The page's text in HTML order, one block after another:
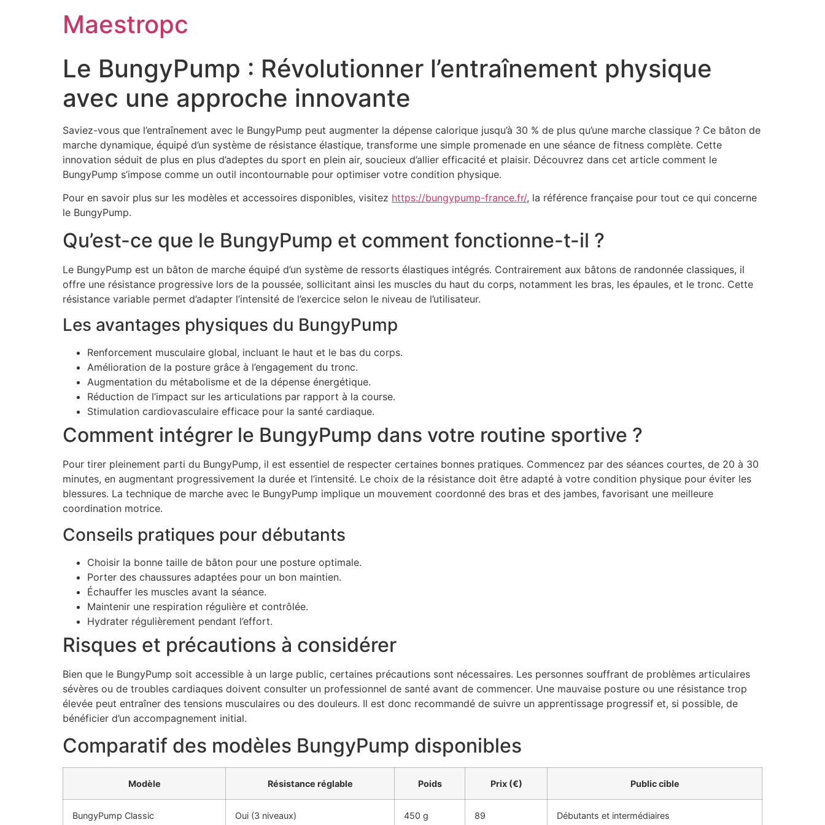
Maestropc
Le BungyPump : Révolutionner l’entraînement physique
avec une approche innovante
Saviez-vous que l’entraînement avec le BungyPump peut augmenter la dépense calorique jusqu’à 30 % de plus qu’une marche classique ? Ce bâton de
marche dynamique, équipé d’un système de résistance élastique, transforme une simple promenade en une séance de fitness complète. Cette
innovation séduit de plus en plus d’adeptes du sport en plein air, soucieux d’allier efficacité et plaisir. Découvrez dans cet article comment le
BungyPump s’impose comme un outil incontournable pour optimiser votre condition physique.
Pour en savoir plus sur les modèles et accessoires disponibles, visitez https://bungypump-france.fr/, la référence française pour tout ce qui concerne
le BungyPump.
Qu’est-ce que le BungyPump et comment fonctionne-t-il ?
Le BungyPump est un bâton de marche équipé d’un système de ressorts élastiques intégrés. Contrairement aux bâtons de randonnée classiques, il
offre une résistance progressive lors de la poussée, sollicitant ainsi les muscles du haut du corps, notamment les bras, les épaules, et le tronc. Cette
résistance variable permet d’adapter l’intensité de l’exercice selon le niveau de l’utilisateur.
Les avantages physiques du BungyPump
Renforcement musculaire global, incluant le haut et le bas du corps.
Amélioration de la posture grâce à l’engagement du tronc.
Augmentation du métabolisme et de la dépense énergétique.
Réduction de l’impact sur les articulations par rapport à la course.
Stimulation cardiovasculaire efficace pour la santé cardiaque.
Comment intégrer le BungyPump dans votre routine sportive ?
Pour tirer pleinement parti du BungyPump, il est essentiel de respecter certaines bonnes pratiques. Commencez par des séances courtes, de 20 à 30
minutes, en augmentant progressivement la durée et l’intensité. Le choix de la résistance doit être adapté à votre condition physique pour éviter les
blessures. La technique de marche avec le BungyPump implique un mouvement coordonné des bras et des jambes, favorisant une meilleure
coordination motrice.
Conseils pratiques pour débutants
Choisir la bonne taille de bâton pour une posture optimale.
Porter des chaussures adaptées pour un bon maintien.
Échauffer les muscles avant la séance.
Maintenir une respiration régulière et contrôlée.
Hydrater régulièrement pendant l’effort.
Risques et précautions à considérer
Bien que le BungyPump soit accessible à un large public, certaines précautions sont nécessaires. Les personnes souffrant de problèmes articulaires
sévères ou de troubles cardiaques doivent consulter un professionnel de santé avant de commencer. Une mauvaise posture ou une résistance trop
élevée peut entraîner des tensions musculaires ou des douleurs. Il est donc recommandé de suivre un apprentissage progressif et, si possible, de
bénéficier d’un accompagnement initial.
Comparatif des modèles BungyPump disponibles
Modèle Résistance réglable Poids Prix (€) Public cible
BungyPump Classic Oui (3 niveaux) 450 g 89 Débutants et intermédiaires